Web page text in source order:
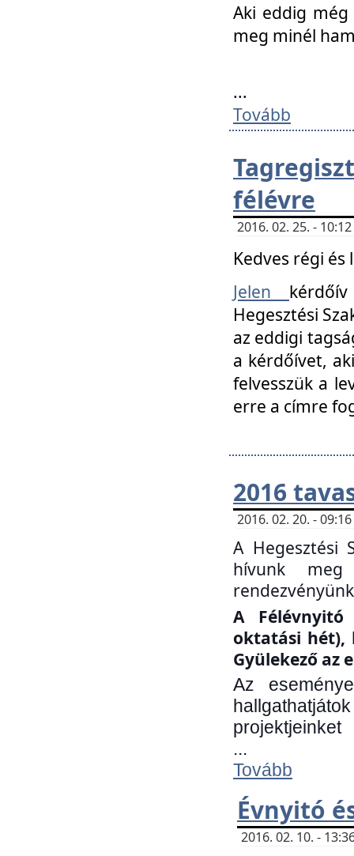
Aki eddig
meg minél
...
Tovább
félévre
2016. 02. 25. -
Kedves régi
Jelen
Hegesztési
az eddigi
a kérdőívet,
felvesszük a
erre a címre
2016
2016. 02. 20. -
A Hegesztési
hívunk
A
oktatási hét),
Gyülekező az
Az
projektjeinket
...
Tovább
Évnyitó
2016. 02. 10. -